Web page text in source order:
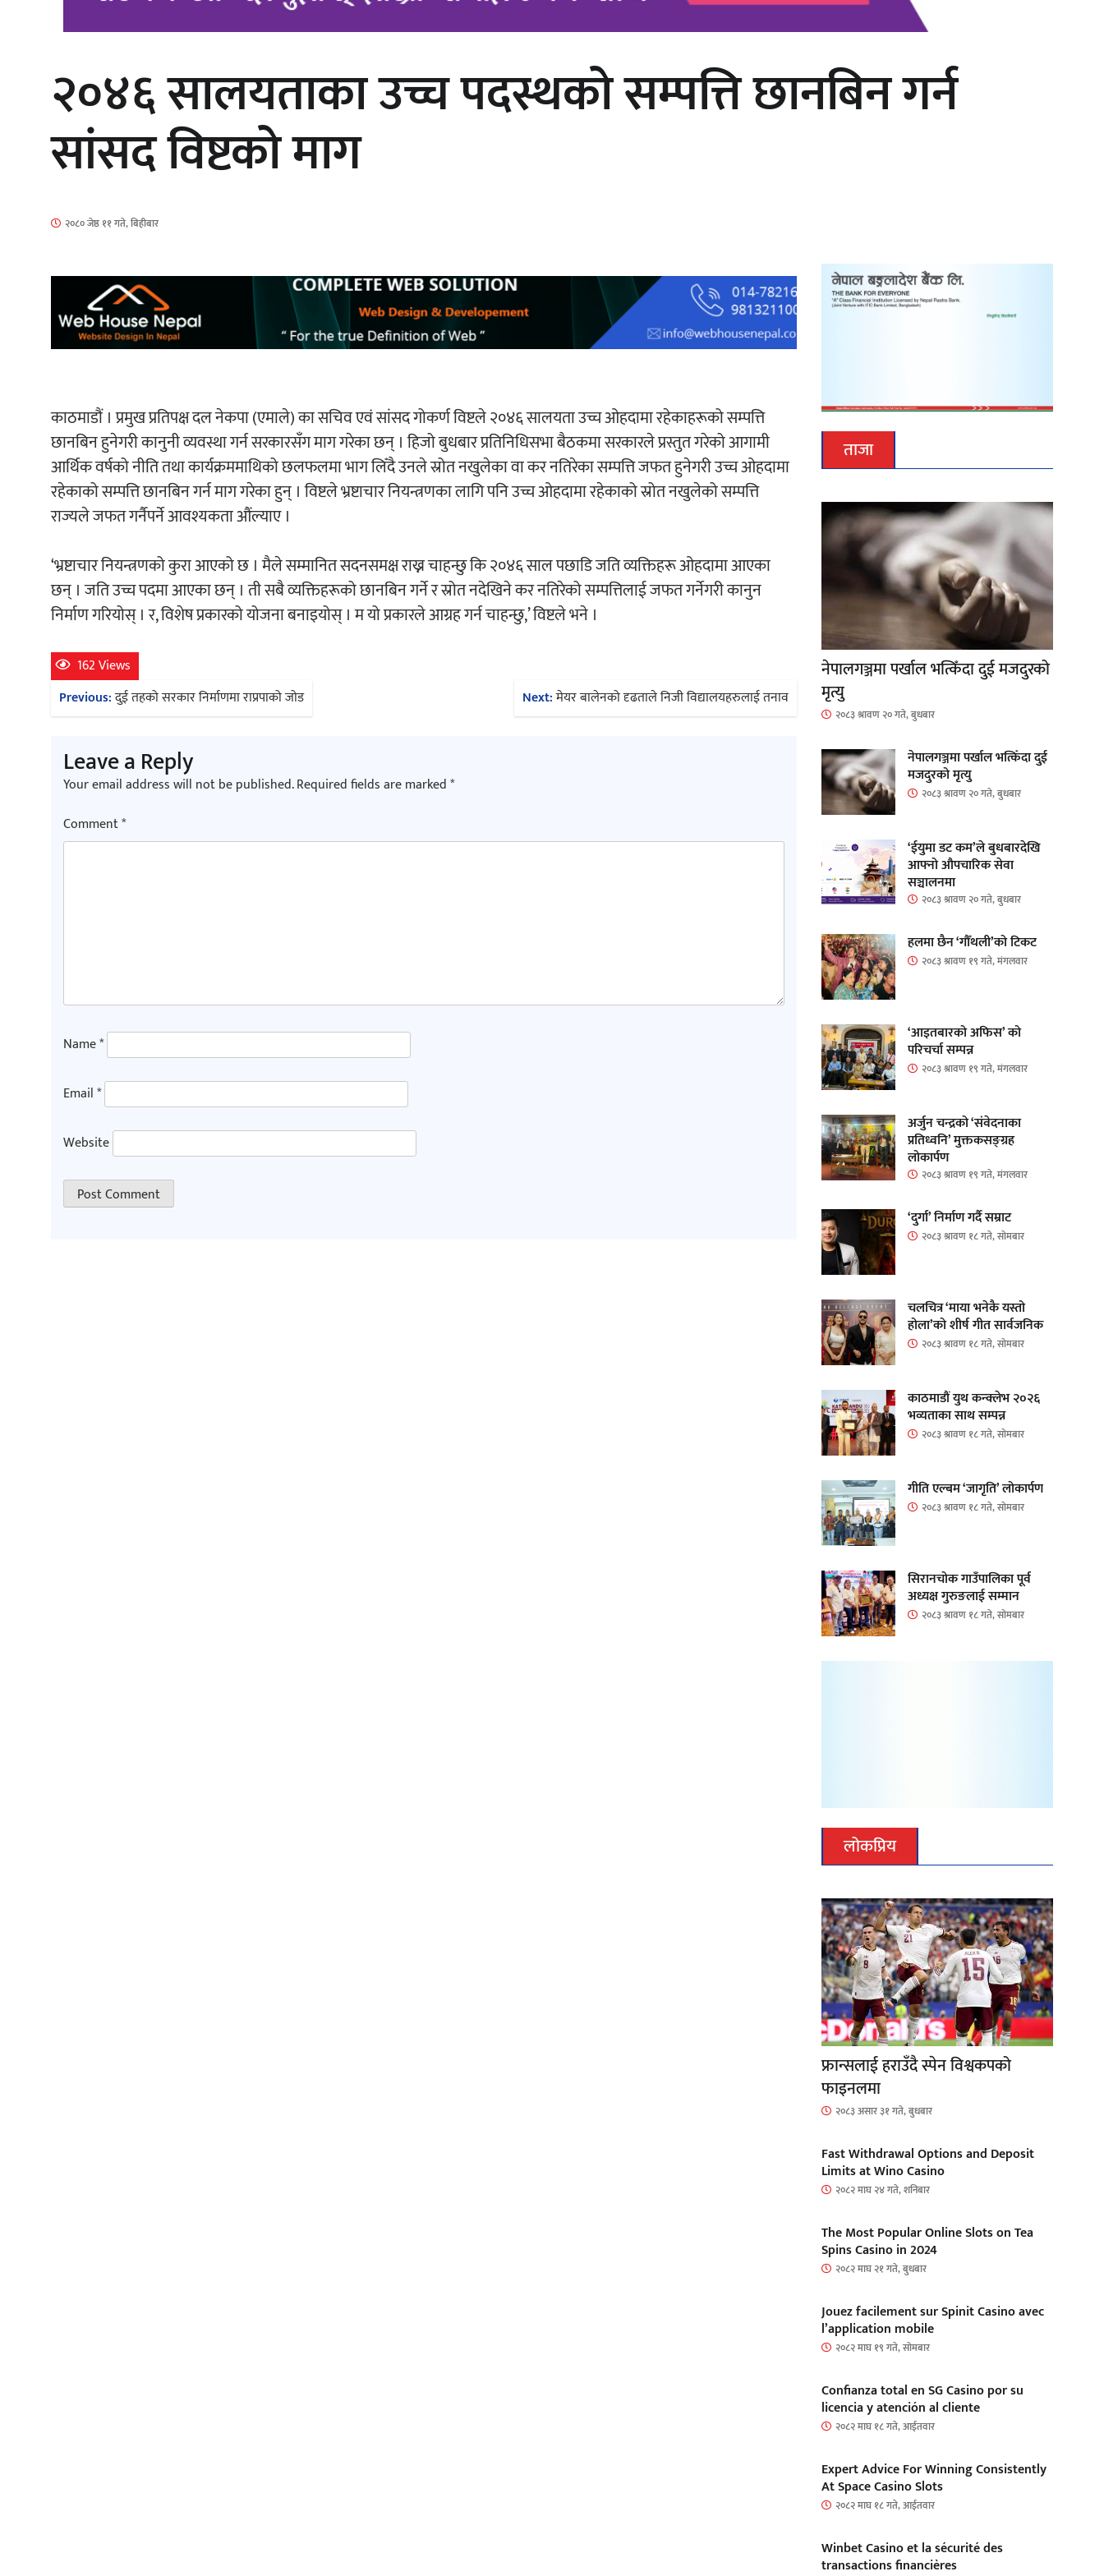
चलचित्र ‘माया भनेकै यस्तो होला’को शीर्ष
गीत सार्वजनिक
काठमाडौं युथ कन्क्लेभ २०२६ भव्यताका
साथ सम्पन्न
गीति एल्बम ‘जागृति’ लोकार्पण
सिरानचोक गाउँपालिका पूर्व अध्यक्ष
२०४६ सालयताका उच्च पदस्थको सम्पत्ति छानबिन गर्न
सांसद विष्टको माग
२०८० जेष्ठ ११ गते, बिहीबार
काठमाडौं । प्रमुख प्रतिपक्ष दल नेकपा (एमाले) का सचिव एवं सांसद गोकर्ण विष्टले २०४६ सालयता उच्च ओहदामा रहेकाहरूको सम्पत्ति
छानबिन हुनेगरी कानुनी व्यवस्था गर्न सरकारसँग माग गरेका छन् । हिजो बुधबार प्रतिनिधिसभा बैठकमा सरकारले प्रस्तुत गरेको आगामी
आर्थिक वर्षको नीति तथा कार्यक्रममाथिको छलफलमा भाग लिँदै उनले स्रोत नखुलेका वा कर नतिरेका सम्पत्ति जफत हुनेगरी उच्च ओहदामा
रहेकाको सम्पत्ति छानबिन गर्न माग गरेका हुन् । विष्टले भ्रष्टाचार नियन्त्रणका लागि पनि उच्च ओहदामा रहेकाको स्रोत नखुलेको सम्पत्ति
राज्यले जफत गर्नैपर्ने आवश्यकता औंल्याए ।
‘भ्रष्टाचार नियन्त्रणको कुरा आएको छ । मैले सम्मानित सदनसमक्ष राख्न चाहन्छु कि २०४६ साल पछाडि जति व्यक्तिहरू ओहदामा आएका
छन् । जति उच्च पदमा आएका छन् । ती सबै व्यक्तिहरूको छानबिन गर्ने र स्रोत नदेखिने कर नतिरेको सम्पत्तिलाई जफत गर्नेगरी कानुन
निर्माण गरियोस् । र, विशेष प्रकारको योजना बनाइयोस् । म यो प्रकारले आग्रह गर्न चाहन्छु,’ विष्टले भने ।
162 Views
Post
navigation
Previous:दुई तहको सरकार निर्माणमा राप्रपाको जोड Next:मेयर बालेनको दृढताले निजी विद्यालयहरुलाई तनाव
Leave a Reply
Your email address will not be published.Required fields are marked*
Comment*
Name*
Email*
Website
ताजा
नेपालगञ्जमा पर्खाल भत्किँदा दुई मजदुरको
मृत्यु
२०८३ श्रावण २० गते, बुधबार
नेपालगञ्जमा पर्खाल भत्किँदा दुई
मजदुरको मृत्यु
२०८३ श्रावण २० गते, बुधबार
‘ईयुमा डट कम’ले बुधबारदेखि
आफ्नो औपचारिक सेवा
सञ्चालनमा
२०८३ श्रावण २० गते, बुधबार
हलमा छैन ‘गौँथली’को टिकट
२०८३ श्रावण १९ गते, मंगलवार
‘आइतबारको अफिस’ को
परिचर्चा सम्पन्न
२०८३ श्रावण १९ गते, मंगलवार
अर्जुन चन्द्रको ‘संवेदनाका
प्रतिध्वनि’ मुक्तकसङ्ग्रह
लोकार्पण
२०८३ श्रावण १९ गते, मंगलवार
‘दुर्गा’ निर्माण गर्दै सम्राट
२०८३ श्रावण १८ गते, सोमबार
चलचित्र ‘माया भनेकै यस्तो
होला’को शीर्ष गीत सार्वजनिक
२०८३ श्रावण १८ गते, सोमबार
काठमाडौं युथ कन्क्लेभ २०२६
भव्यताका साथ सम्पन्न
२०८३ श्रावण १८ गते, सोमबार
गीति एल्बम ‘जागृति’ लोकार्पण
२०८३ श्रावण १८ गते, सोमबार
सिरानचोक गाउँपालिका पूर्व
अध्यक्ष गुरुङलाई सम्मान
२०८३ श्रावण १८ गते, सोमबार
लोकप्रिय
फ्रान्सलाई हराउँदै स्पेन विश्वकपको
फाइनलमा
२०८३ असार ३१ गते, बुधबार
Fast Withdrawal Options and Deposit
Limits at Wino Casino
२०८२ माघ २४ गते, शनिबार
The Most Popular Online Slots on Tea
Spins Casino in 2024
२०८२ माघ २१ गते, बुधबार
Jouez facilement sur Spinit Casino avec
l’application mobile
२०८२ माघ १९ गते, सोमबार
Confianza total en SG Casino por su
licencia y atención al cliente
२०८२ माघ १८ गते, आईतवार
Expert Advice For Winning Consistently
At Space Casino Slots
२०८२ माघ १८ गते, आईतवार
Winbet Casino et la sécurité des
transactions financières